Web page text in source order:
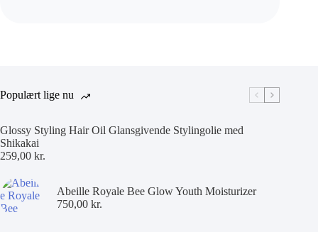
Populært lige nu
Glossy Styling Hair Oil Glansgivende Stylingolie med
Shikakai
259,00 kr.
Abeille Royale Bee Glow Youth Moisturizer
750,00 kr.